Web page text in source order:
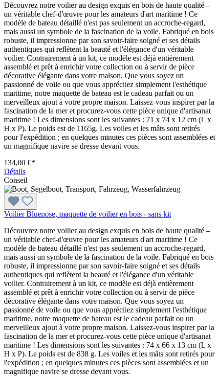
Découvrez notre voilier au design exquis en bois de haute qualité –
un véritable chef-d'œuvre pour les amateurs d'art maritime ! Ce
modèle de bateau détaillé n'est pas seulement un accroche-regard,
mais aussi un symbole de la fascination de la voile. Fabriqué en bois
robuste, il impressionne par son savoir-faire soigné et ses détails
authentiques qui reflètent la beauté et l'élégance d'un véritable
voilier. Contrairement à un kit, ce modèle est déjà entièrement
assemblé et prêt à enrichir votre collection ou à servir de pièce
décorative élégante dans votre maison. Que vous soyez un
passionné de voile ou que vous appréciiez simplement l'esthétique
maritime, notre maquette de bateau est le cadeau parfait ou un
merveilleux ajout à votre propre maison. Laissez-vous inspirer par la
fascination de la mer et procurez-vous cette pièce unique d'artisanat
maritime ! Les dimensions sont les suivantes : 71 x 74 x 12 cm (L x
H x P). Le poids est de 1165g. Les voiles et les mâts sont retirés
pour l'expédition ; en quelques minutes ces pièces sont assemblées et
un magnifique navire se dresse devant vous.
134,00 €*
Détails
Conseil
Voilier Bluenose, maquette de voilier en bois - sans kit
Découvrez notre voilier au design exquis en bois de haute qualité –
un véritable chef-d'œuvre pour les amateurs d'art maritime ! Ce
modèle de bateau détaillé n'est pas seulement un accroche-regard,
mais aussi un symbole de la fascination de la voile. Fabriqué en bois
robuste, il impressionne par son savoir-faire soigné et ses détails
authentiques qui reflètent la beauté et l'élégance d'un véritable
voilier. Contrairement à un kit, ce modèle est déjà entièrement
assemblé et prêt à enrichir votre collection ou à servir de pièce
décorative élégante dans votre maison. Que vous soyez un
passionné de voile ou que vous appréciiez simplement l'esthétique
maritime, notre maquette de bateau est le cadeau parfait ou un
merveilleux ajout à votre propre maison. Laissez-vous inspirer par la
fascination de la mer et procurez-vous cette pièce unique d'artisanat
maritime ! Les dimensions sont les suivantes : 74 x 66 x 13 cm (L x
H x P). Le poids est de 838 g. Les voiles et les mâts sont retirés pour
l'expédition ; en quelques minutes ces pièces sont assemblées et un
magnifique navire se dresse devant vous.